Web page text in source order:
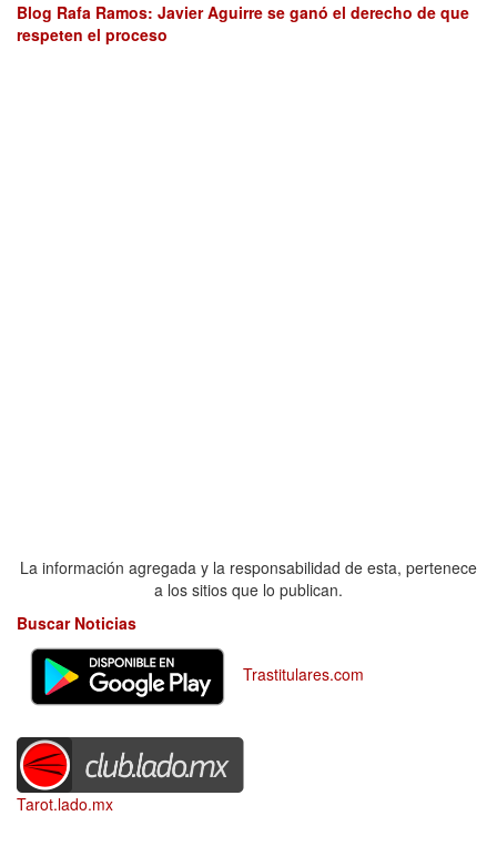
Blog Rafa Ramos: Javier Aguirre se ganó el derecho de que
respeten el proceso
La información agregada y la responsabilidad de esta, pertenece
a los sitios que lo publican.
Buscar Noticias
Trastitulares.com
Tarot.lado.mx